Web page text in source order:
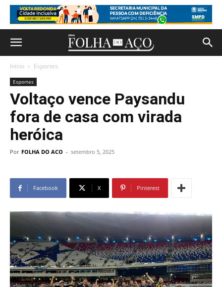
Início Esportes
Esportes
Voltaço vence Paysandu
fora de casa com virada
heróica
Por FOLHA DO ACO - setembro 5, 2025
Facebook X Pinterest